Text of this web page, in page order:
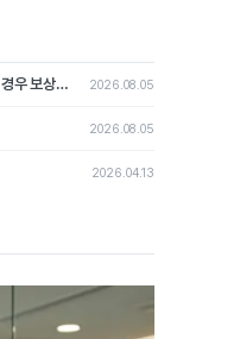
과거에 폐암진단을 받고 치료이력이 없는 경우 5년이 경과된 이후에 보험가입시 폐암이 발병될 경우 보상이 가능할가요? 2026.08.05
2026.08.05
2026.04.13